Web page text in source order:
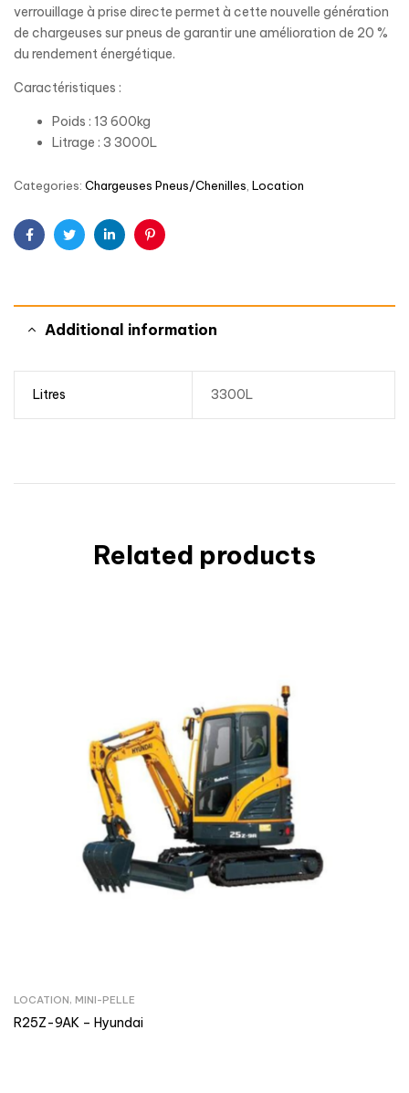
verrouillage à prise directe permet à cette nouvelle génération
de chargeuses sur pneus de garantir une amélioration de 20 %
du rendement énergétique.
Caractéristiques :
Poids : 13 600kg
Litrage : 3 3000L
Categories: Chargeuses Pneus/Chenilles Location
FacebookTwitterLinkedinPinterest
Additional information
Litres 3300L
Related products
LOCATION, MINI-PELLE
R25Z-9AK – Hyundai